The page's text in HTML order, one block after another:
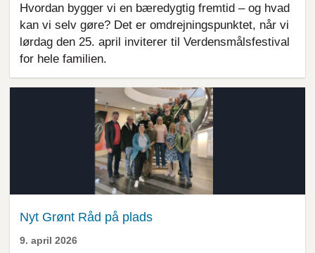
Hvordan bygger vi en bæredygtig fremtid – og hvad
kan vi selv gøre? Det er omdrejningspunktet, når vi
lørdag den 25. april inviterer til Verdensmålsfestival
for hele familien.
Nyt Grønt Råd på plads
9. april 2026